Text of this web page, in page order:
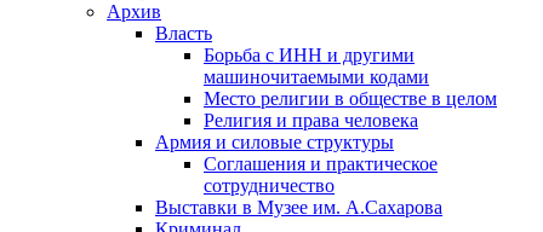
Архив
Власть
Борьба с ИНН и другими
машиночитаемыми кодами
Место религии в обществе в целом
Религия и права человека
Армия и силовые структуры
Соглашения и практическое
сотрудничество
Выставки в Музее им. А.Сахарова